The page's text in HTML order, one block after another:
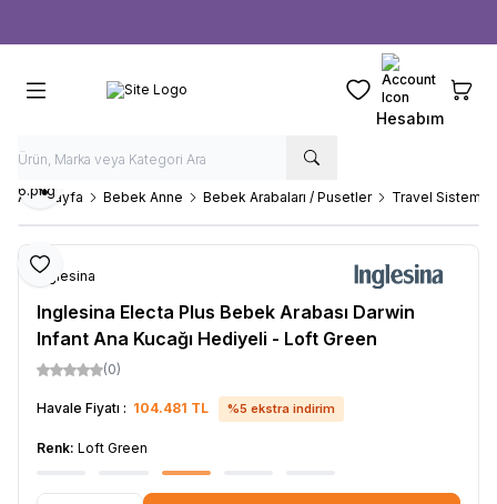
Favorilerim
Hesabım
Ana Sayfa Bebek Anne Bebek Arabaları / Pusetler Travel Sistem
Favoriye Ekle
Paylaş
Inglesina
Inglesina Electa Plus Bebek Arabası Darwin
Infant Ana Kucağı Hediyeli - Loft Green
(0)
Havale Fiyatı : 104.481 TL %5 ekstra indirim
Renk: Loft Green